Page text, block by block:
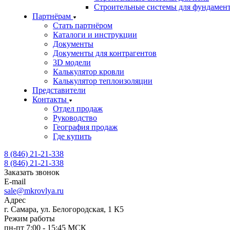
Строительные системы для
Партнёрам
Стать партнёром
Каталоги и инструкции
Документы
Документы для контрагентов
3D модели
Калькулятор кровли
Калькулятор теплоизоляции
Представители
Контакты
Отдел продаж
Руководство
География продаж
Где купить
8 (846) 21-21-338
8 (846) 21-21-338
Заказать звонок
E-mail
sale@mkrovlya.ru
Адрес
г. Самара, ул. Белогородская, 1 К5
Режим работы
пн-пт 7:00 - 15:45 МСК